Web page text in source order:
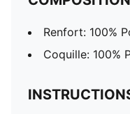
Renfort: 100%
Coquille: 100%